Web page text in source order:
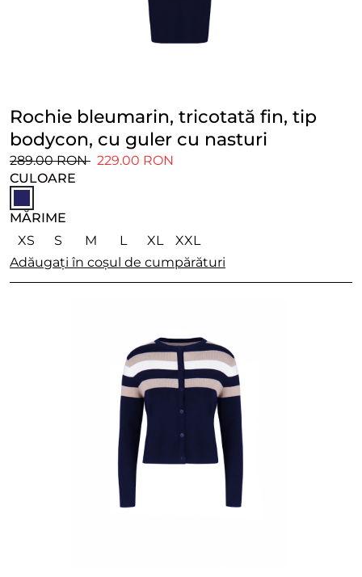
Rochie bleumarin, tricotată fin, tip
bodycon, cu guler cu nasturi
289.00 RON 229.00 RON
CULOARE
MĂRIME
XS
S M L XL
XXL
Adăugați în coșul de cumpărături